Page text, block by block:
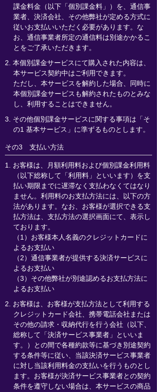
課金料金（以下「個別課金料」）を、通信事
業者、決済会社、その他弊社が定める方式に
従いお支払いいただく必要があります。な
お、通信事業者所定の通信料は別途かかるこ
とをご了承いただきます。
2. 本個別課金サービスにて購入された内容は、
本サービス契約中はご利用できます。
ただし、本サービスを解約した場合、同時に
本個別課金サービスも解約されたものとみな
し、利用することはできません。
3. その他個別課金サービスに関する事項は「そ
の1 基本サービス」に準ずるものとします。
その3 支払い方法
1. お客様は、月額利用料および個別課金利用料
（以下総称して「利用料」といいます）を支
払い期限までに遅滞なく支払わなくてはなり
ません。利用料のお支払方法には、以下の方
法があります。なお、お客様が選択できる支
払方法は、支払方法の選択画面にて、表示し
ております。
（1）お客様本人名義のクレジットカードに
よるお支払い
（2）通信事業者が提供する決済サービスに
よるお支払い
（3）その他弊社が別途認めるお支払方法に
よるお支払い
2. お客様は、お客様が支払方法として利用する
クレジットカード会社、携帯電話会社または
その他の請求・収納代行を行う会社（以下、
総称して「決済サービス事業者」といいま
す。）との間で各種約款等に基づき別途契約
する条件等に従い、当該決済サービス事業者
に対し当該利用料金の支払いを行うものとし
ます。お客様が決済サービス事業者との契約
条件を遵守しない場合は、本サービスの商品